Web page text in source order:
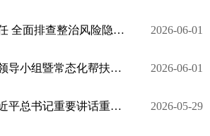
压紧压实各方责任 全面排查整治风险隐患 以高水平安全护航高质量发展 2026-06-01
红河州农村工作领导小组暨常态化帮扶工作推进会议召开 2026-06-01
深入学习贯彻习近平总书记重要讲话重要指示精神 以清廉有为的过硬实绩 奋力推动“十五五”开好局起好步 2026-05-29